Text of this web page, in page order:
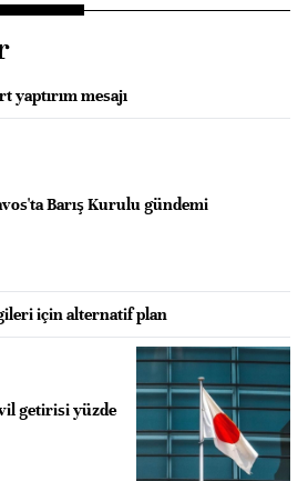
yaptırım mesajı
Barış Kurulu gündemi
için alternatif plan
getirisi yüzde